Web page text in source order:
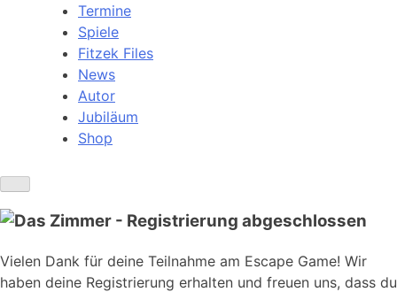
Termine
Spiele
Fitzek Files
News
Autor
Jubiläum
Shop
Vielen Dank für deine Teilnahme am Escape Game! Wir
haben deine Registrierung erhalten und freuen uns, dass du